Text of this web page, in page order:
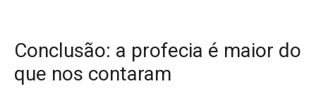
Conclusão: a profecia é maior do
que nos contaram